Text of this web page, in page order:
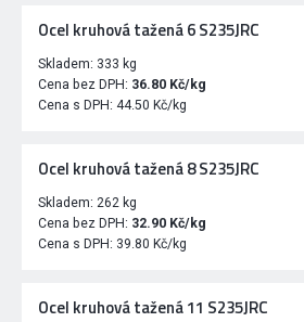
Ocel kruhová tažená 6 S235JRC
Skladem: 333 kg
Cena bez DPH: 36.80 Kč/kg
Cena s DPH: 44.50 Kč/kg
Ocel kruhová tažená 8 S235JRC
Skladem: 262 kg
Cena bez DPH: 32.90 Kč/kg
Cena s DPH: 39.80 Kč/kg
Ocel kruhová tažená 11 S235JRC